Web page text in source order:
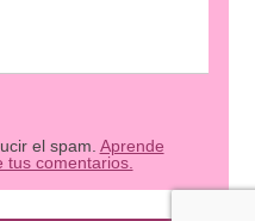
el spam. Aprende
comentarios.